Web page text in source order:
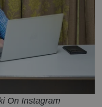
On Instagram